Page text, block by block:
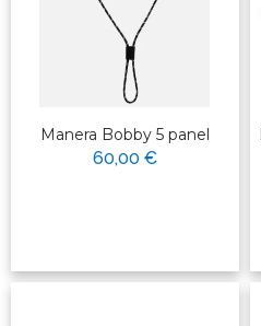
Manera Bobby 5 panel
60,00 €